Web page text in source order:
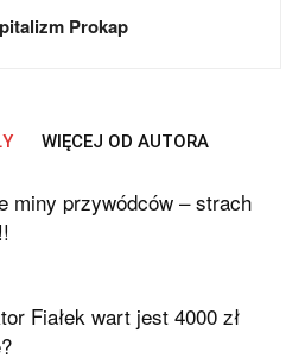
Prokap
WIĘCEJ OD AUTORA
miny przywódców – strach
Fiałek wart jest 4000 zł